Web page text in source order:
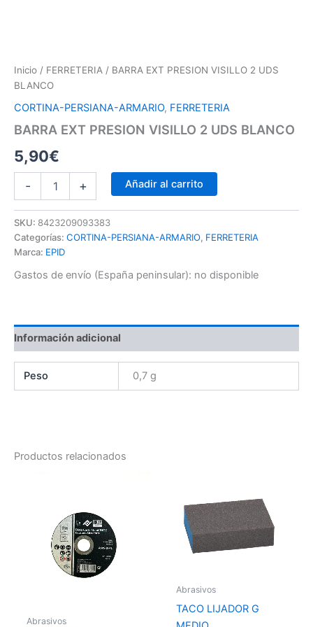
Inicio / FERRETERIA / BARRA EXT PRESION VISILLO 2 UDS
BLANCO
CORTINA-PERSIANA-ARMARIO, FERRETERIA
BARRA EXT PRESION VISILLO 2 UDS BLANCO
5,90€
- + Añadir al carrito
SKU: 8423209093383
Categorías: CORTINA-PERSIANA-ARMARIO, FERRETERIA
Marca: EPID
Gastos de envío (España peninsular): no disponible
Información adicional
Peso 0,7 g
Productos relacionados
Abrasivos
Abrasivos
TACO LIJADOR G